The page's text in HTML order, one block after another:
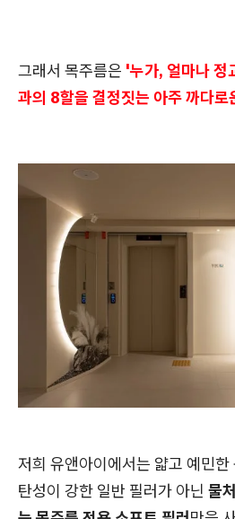
그래서 목주름은 '누가, 얼마나 정
과의 8할을 결정짓는 아주 까다로
저희 유앤아이에서는 얇고 예민
탄성이 강한 일반 필러가 아닌 물